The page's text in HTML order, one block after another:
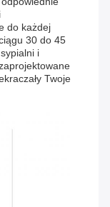
do każdej
30 do 45
i
Twoje